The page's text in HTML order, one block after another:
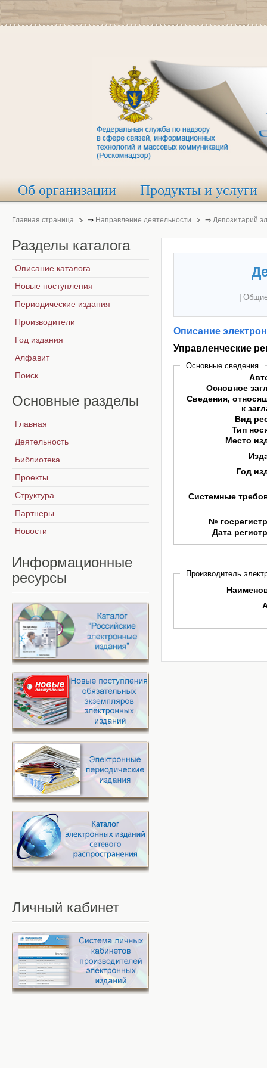
Об организации Продукты и услуги
Главная страница ⇒ Направление деятельности ⇒ Депозитарий
Описание
Управленческие
Основные сведения
Основное
Сведения,
к
Вид
Тип
Место
Год
Системные
№
Дата
Производитель
Разделы каталога
Описание каталога
Новые поступления
Периодические издания
Производители
Год издания
Алфавит
Поиск
Основные разделы
Главная
Деятельность
Библиотека
Проекты
Структура
Партнеры
Новости
Информационные
ресурсы
Личный кабинет